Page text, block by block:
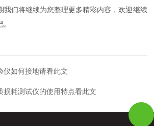
我们将继续为您整理更多精彩内容，欢迎继续
仪如何接地请看此文
损耗测试仪的使用特点看此文